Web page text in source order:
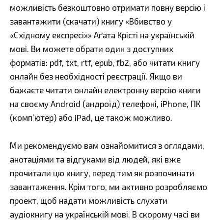
можливість безкоштовно отримати повну версію і
завантажити (скачати) книгу «Вбивство у
«Східному експресі»» Аґата Крісті на українській
мові. Ви можете обрати один з доступних
форматів: pdf, txt, rtf, epub, fb2, або читати книгу
онлайн без необхідності реєстрації. Якщо ви
бажаєте читати онлайн електронну версію книги
на своєму Android (андроїд) телефоні, iPhone, ПК
(комп’ютер) або iPad, це також можливо.
Ми рекомендуємо вам ознайомитися з оглядами,
анотаціями та відгуками від людей, які вже
прочитали цю книгу, перед тим як розпочинати
завантаження. Крім того, ми активно розробляємо
проект, щоб надати можливість слухати
аудіокнигу на українській мові. В скорому часі ви